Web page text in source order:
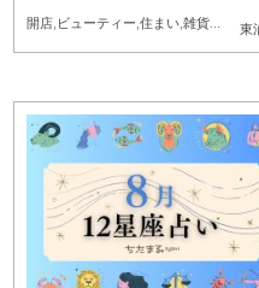
知多市,東浦町,阿久比町,半田市,常滑市 武豊
東
開店, ビューティー,住まい,雑貨,家族,お